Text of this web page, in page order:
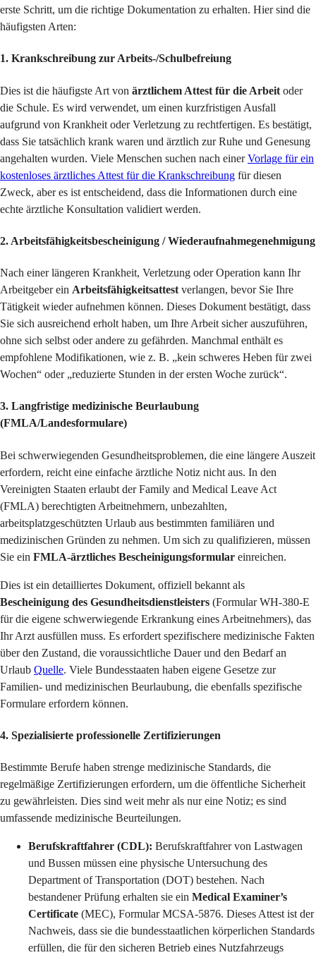
erste Schritt, um die richtige Dokumentation zu erhalten. Hier sind die
häufigsten Arten:
1. Krankschreibung zur Arbeits-/Schulbefreiung
Dies ist die häufigste Art von ärztlichem Attest für die Arbeit oder
die Schule. Es wird verwendet, um einen kurzfristigen Ausfall
aufgrund von Krankheit oder Verletzung zu rechtfertigen. Es bestätigt,
dass Sie tatsächlich krank waren und ärztlich zur Ruhe und Genesung
angehalten wurden. Viele Menschen suchen nach einerVorlage für ein
kostenloses ärztliches Attest für die Krankschreibung für diesen
Zweck, aber es ist entscheidend, dass die Informationen durch eine
echte ärztliche Konsultation validiert werden.
2. Arbeitsfähigkeitsbescheinigung / Wiederaufnahmegenehmigung
Nach einer längeren Krankheit, Verletzung oder Operation kann Ihr
Arbeitgeber ein Arbeitsfähigkeitsattest verlangen, bevor Sie Ihre
Tätigkeit wieder aufnehmen können. Dieses Dokument bestätigt, dass
Sie sich ausreichend erholt haben, um Ihre Arbeit sicher auszuführen,
ohne sich selbst oder andere zu gefährden. Manchmal enthält es
empfohlene Modifikationen, wie z. B. „kein schweres Heben für zwei
Wochen“ oder „reduzierte Stunden in der ersten Woche zurück“.
3. Langfristige medizinische Beurlaubung
(FMLA/Landesformulare)
Bei schwerwiegenden Gesundheitsproblemen, die eine längere Auszeit
erfordern, reicht eine einfache ärztliche Notiz nicht aus. In den
Vereinigten Staaten erlaubt der Family and Medical Leave Act
(FMLA) berechtigten Arbeitnehmern, unbezahlten,
arbeitsplatzgeschützten Urlaub aus bestimmten familiären und
medizinischen Gründen zu nehmen. Um sich zu qualifizieren, müssen
Sie ein FMLA-ärztliches Bescheinigungsformular einreichen.
Dies ist ein detailliertes Dokument, offiziell bekannt als
Bescheinigung des Gesundheitsdienstleisters (Formular WH-380-E
für die eigene schwerwiegende Erkrankung eines Arbeitnehmers), das
Ihr Arzt ausfüllen muss. Es erfordert spezifischere medizinische Fakten
über den Zustand, die voraussichtliche Dauer und den Bedarf an
Urlaub Quelle. Viele Bundesstaaten haben eigene Gesetze zur
Familien- und medizinischen Beurlaubung, die ebenfalls spezifische
Formulare erfordern können.
4. Spezialisierte professionelle Zertifizierungen
Bestimmte Berufe haben strenge medizinische Standards, die
regelmäßige Zertifizierungen erfordern, um die öffentliche Sicherheit
zu gewährleisten. Dies sind weit mehr als nur eine Notiz; es sind
umfassende medizinische Beurteilungen.
Berufskraftfahrer (CDL): Berufskraftfahrer von Lastwagen
und Bussen müssen eine physische Untersuchung des
Department of Transportation (DOT) bestehen. Nach
bestandener Prüfung erhalten sie ein Medical Examiner’s
Certificate (MEC), Formular MCSA-5876. Dieses Attest ist der
Nachweis, dass sie die bundesstaatlichen körperlichen Standards
erfüllen, die für den sicheren Betrieb eines Nutzfahrzeugs